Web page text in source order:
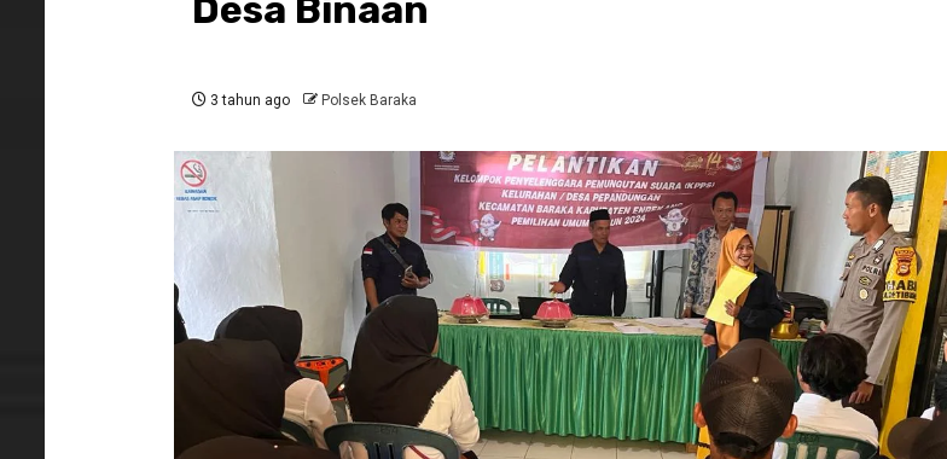
Desa Binaan
3 tahun ago Polsek Baraka